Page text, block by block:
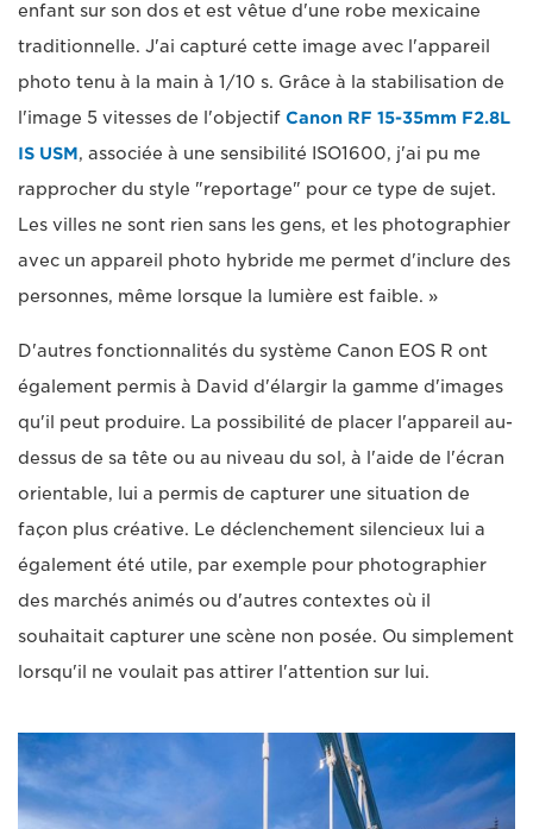
enfant sur son dos et est vêtue d'une robe mexicaine
traditionnelle. J'ai capturé cette image avec l'appareil
photo tenu à la main à 1/10 s. Grâce à la stabilisation de
l'image 5 vitesses de l'objectif Canon RF 15-35mm F2.8L
IS USM, associée à une sensibilité ISO1600, j'ai pu me
rapprocher du style "reportage" pour ce type de sujet.
Les villes ne sont rien sans les gens, et les photographier
avec un appareil photo hybride me permet d'inclure des
personnes, même lorsque la lumière est faible. »
D'autres fonctionnalités du système Canon EOS R ont
également permis à David d'élargir la gamme d'images
qu'il peut produire. La possibilité de placer l'appareil au-
dessus de sa tête ou au niveau du sol, à l'aide de l'écran
orientable, lui a permis de capturer une situation de
façon plus créative. Le déclenchement silencieux lui a
également été utile, par exemple pour photographier
des marchés animés ou d'autres contextes où il
souhaitait capturer une scène non posée. Ou simplement
lorsqu'il ne voulait pas attirer l'attention sur lui.